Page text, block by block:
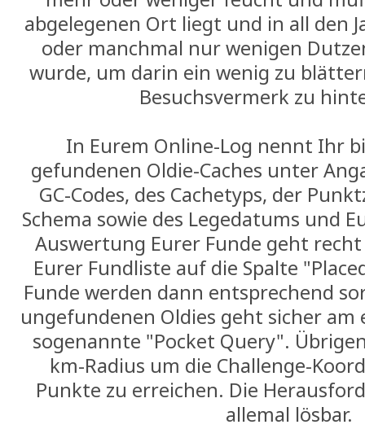
abgelegenen Ort liegt und in all den
oder manchmal nur wenigen
wurde, um darin ein wenig zu
Besuchsvermerk zu
In Eurem Online-Log nennt Ihr
gefundenen Oldie-Caches unter
GC-Codes, des Cachetyps, der
Schema sowie des Legedatums und
Auswertung Eurer Funde geht
Eurer Fundliste auf die Spalte
Funde werden dann entsprechend
ungefundenen Oldies geht sicher
sogenannte "Pocket Query".
km-Radius um die Challenge-
Punkte zu erreichen. Die
allemal lösbar.